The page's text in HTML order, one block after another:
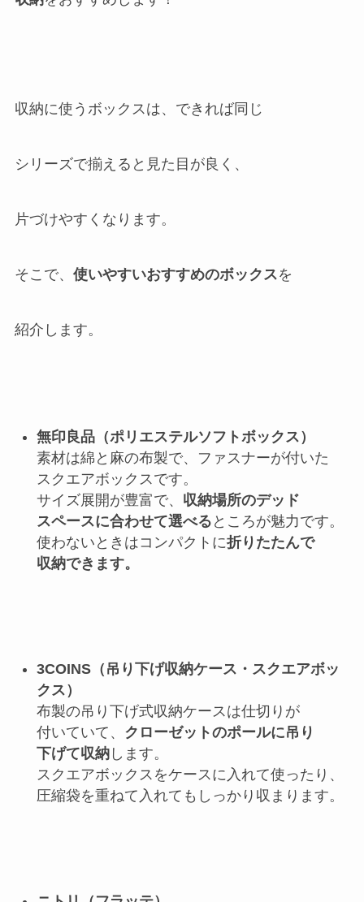
収納に使うボックスは、できれば同じ
シリーズで揃えると見た目が良く、
片づけやすくなります。
そこで、 使いやすいおすすめのボックス を
紹介します。
無印良品（ポリエステルソフトボックス）
素材は綿と麻の布製で、ファスナーが付いた
スクエアボックスです。
サイズ展開が豊富で、 収納場所のデッド
スペースに合わせて選べる ところが魅力です。
使わないときはコンパクトに折りたたんで
収納できます。
3COINS（吊り下げ収納ケース・スクエアボッ
クス）
布製の吊り下げ式収納ケースは仕切りが
付いていて、 クローゼットのポールに吊り
下げて収納します。
スクエアボックスをケースに入れて使ったり、
圧縮袋を重ねて入れてもしっかり収まります。